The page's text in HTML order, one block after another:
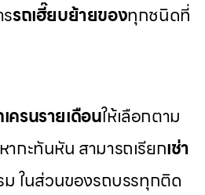
รถเฮี๊ยบย้ายของทุกชนิดที่
ครนรายเดือนให้เลือกตาม
ะทันหัน สามารถเรียกเช่า
ในส่วนของรถบรรทุกติด